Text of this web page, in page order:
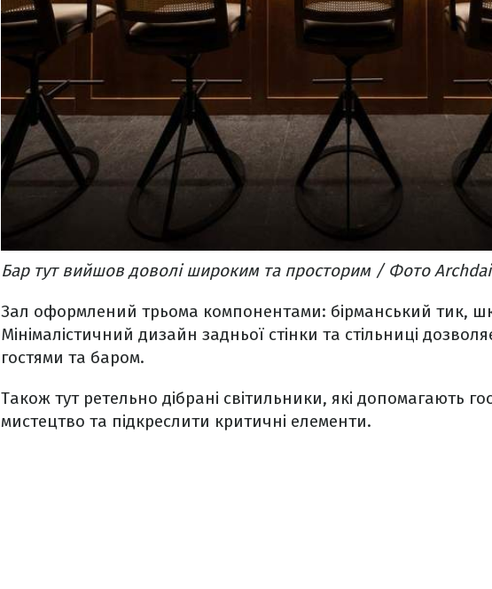
Бар тут вийшов доволі широким та просторим / Фото
Зал оформлений трьома компонентами: бірманський тик,
Мінімалістичний дизайн задньої стінки та стільниці
гостями та баром.
Також тут ретельно дібрані світильники, які допомагають
мистецтво та підкреслити критичні елементи.